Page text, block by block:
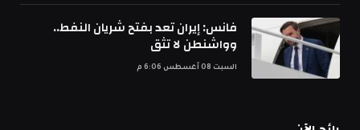
فانس: إيران تعد بفتح شريان النفط..
وواشنطن لا تثق
السبت 08 أغسطس 6:06 م